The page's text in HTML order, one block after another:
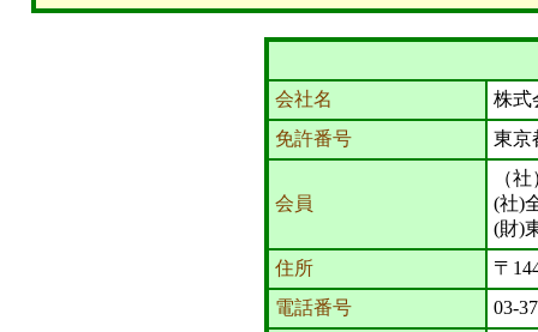
会社名
株
免許番号
東京
会員
（
(社)
(財)
住所
〒
電話番号
03-